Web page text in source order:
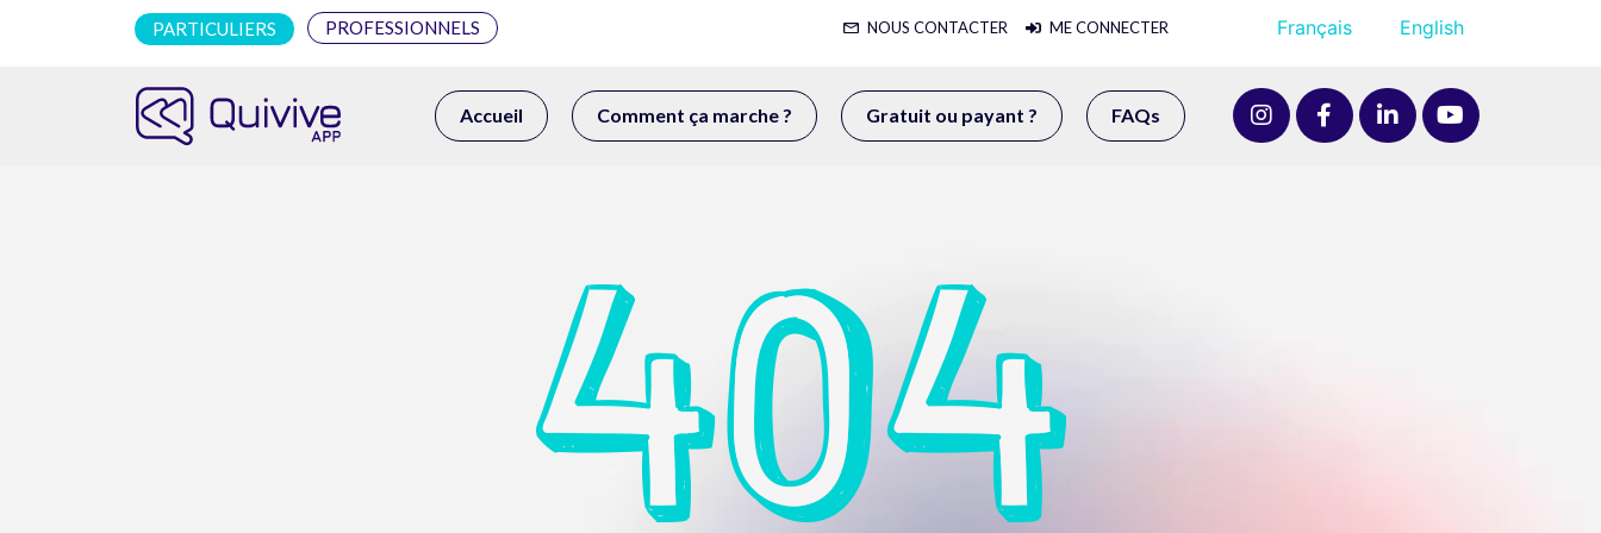
PARTICULIERS PROFESSIONNELS NOUS CONTACTER ME CONNECTER Français English
Accueil Comment ça marche ? Gratuit ou payant ? FAQs